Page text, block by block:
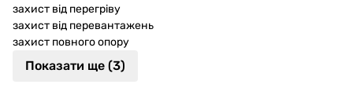
захист від перегріву
захист від перевантажень
захист повного опору
Показати ще (3)